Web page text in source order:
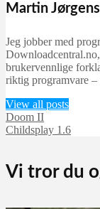
Martin
Jeg jobber med
brukervennlige
riktig programvare –
View all posts
Doom II
Childsplay 1.6
Vi tror du